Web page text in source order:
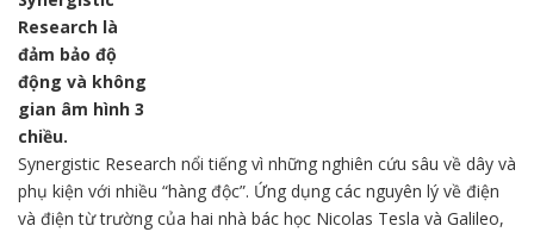
Research là
đảm bảo độ
động và không
gian âm hình 3
chiều.
Synergistic Research nổi tiếng vì những nghiên cứu sâu về dây và
phụ kiện với nhiều “hàng độc”. Ứng dụng các nguyên lý về điện
và điện từ trường của hai nhà bác học Nicolas Tesla và Galileo,